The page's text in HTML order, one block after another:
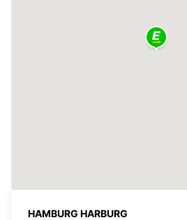
HAMBURG HARBURG